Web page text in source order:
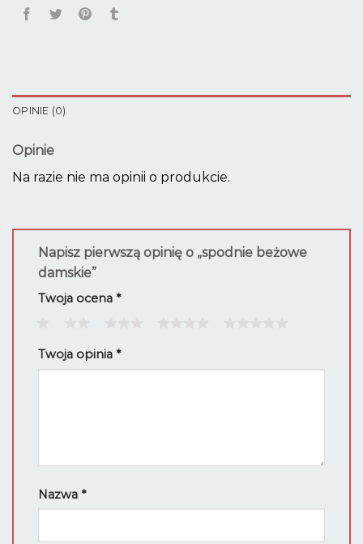
OPINIE (0)
Opinie
Na razie nie ma opinii o produkcie.
Napisz pierwszą opinię o „spodnie beżowe
damskie”
Twoja ocena *
Twoja opinia *
Nazwa *